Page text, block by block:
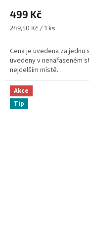
499 Kč
Měrná
249,50 Kč / 1 ks
Cena je uvedena za jednu
uvedeny v nenařaseném
nejdelším místě.
Akce
Tip